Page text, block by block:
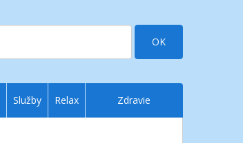
OK
Služby Relax Zdravie